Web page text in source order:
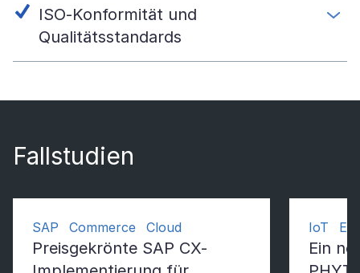
ISO-Konformität und
Qualitätsstandards
Fallstudien
SAP Commerce Cloud
Preisgekrönte SAP CX-
IoT
Ein